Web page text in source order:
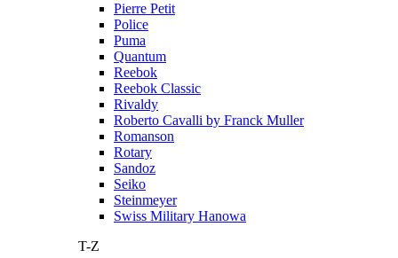
Pierre Petit
Police
Puma
Quantum
Reebok
Reebok Classic
Rivaldy
Roberto Cavalli by Franck Muller
Romanson
Rotary
Sandoz
Seiko
Steinmeyer
Swiss Military Hanowa
T-Z